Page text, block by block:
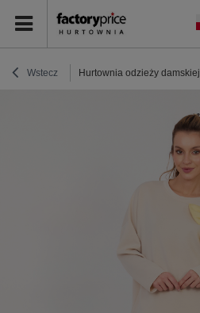
Wstecz Hurtownia odzieży damskiej